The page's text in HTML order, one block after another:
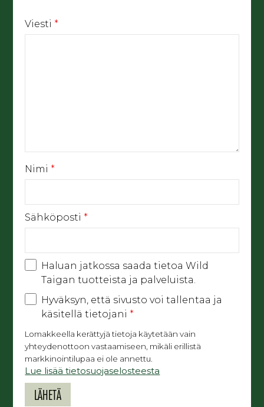
Viesti *
Nimi *
Sähköposti *
Haluan jatkossa saada tietoa Wild
Taigan tuotteista ja palveluista.
Hyväksyn, että sivusto voi tallentaa ja
käsitellä tietojani *
Lomakkeella kerättyjä tietoja käytetään vain
yhteydenottoon vastaamiseen, mikäli erillistä
markkinointilupaa ei ole annettu.
Lue lisää tietosuojaselosteesta